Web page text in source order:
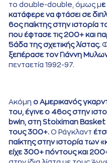
το double-double, όμως με
κατάφερε να φτάσει σε
6ος παίκτης στην ιστορία
που έφτασε τις 200+ και
5άδα της σχετικής λίστας.
ξεπέρασε τον Γιάννη
πενταετία 1992-97.
Ακόμη ο Αμερικανός
του, έγινε ο 46ος στην
bwin, στη Stoiximan
τους 300+. Ο Ράγκλαντ
παίκτης στην ιστορία των
είχε 300+ πόντους και